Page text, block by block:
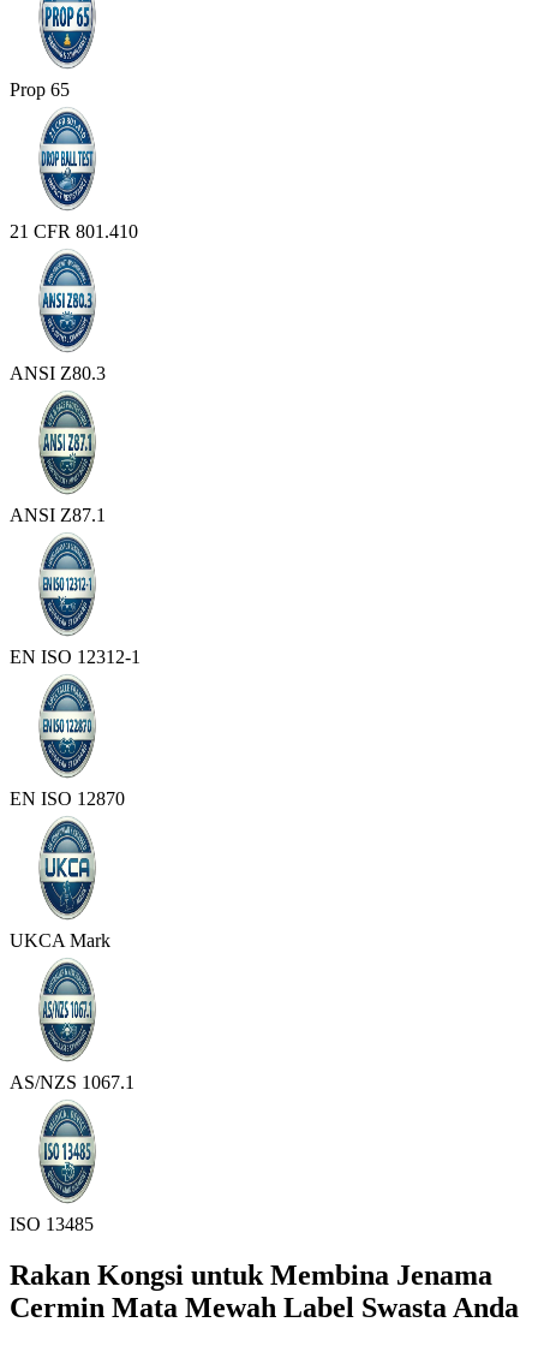
Prop 65
21 CFR 801.410
ANSI Z80.3
ANSI Z87.1
EN ISO 12312-1
EN ISO 12870
UKCA Mark
AS/NZS 1067.1
ISO 13485
Rakan Kongsi untuk Membina Jenama
Cermin Mata Mewah Label Swasta Anda